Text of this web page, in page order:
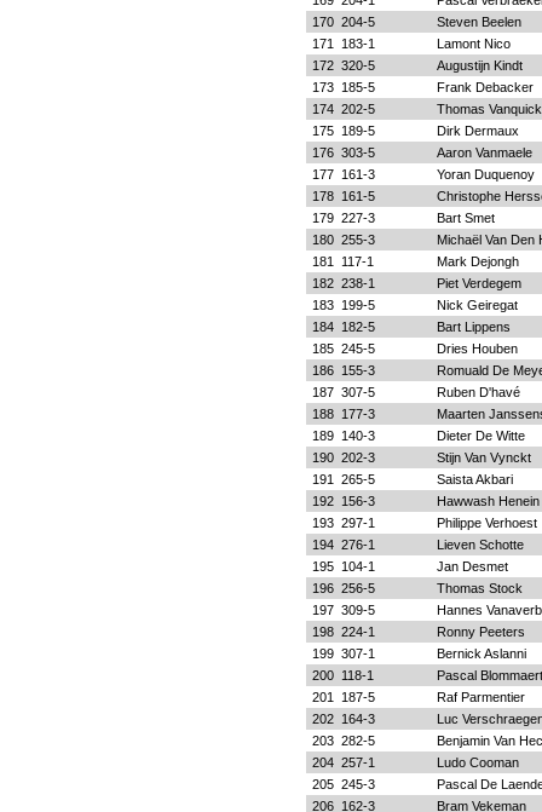
170 204-5
Steven Beelen
171
183-1
Lamont Nico
172 320-5
Augustijn Kindt
173 185-5
Frank Debacker
174 202-5
Thomas
175 189-5
Dirk Dermaux
176 303-5
Aaron Vanmaele
177 161-3
Yoran Duquenoy
178 161-5
Christophe
179 227-3
Bart Smet
180 255-3
Michaël Van Den
181
117-1
Mark Dejongh
182 238-1
Piet Verdegem
183 199-5
Nick Geiregat
184 182-5
Bart Lippens
185 245-5
Dries Houben
186 155-3
Romuald De
187 307-5
Ruben D'havé
188 177-3
Maarten
189 140-3
Dieter De Witte
190 202-3
Stijn Van Vynckt
191
265-5
Saista Akbari
192 156-3
Hawwash Henein
193 297-1
Philippe Verhoest
194 276-1
Lieven Schotte
195 104-1
Jan Desmet
196 256-5
Thomas Stock
197 309-5
Hannes
198 224-1
Ronny Peeters
199 307-1
Bernick Aslanni
200 118-1
Pascal Blommaert
201
187-5
Raf Parmentier
202 164-3
Luc
203 282-5
Benjamin Van
204 257-1
Ludo Cooman
205 245-3
Pascal De
206 162-3
Bram Vekeman